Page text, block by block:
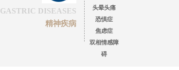
头晕头痛
恐惧症
焦虑症
双相情感障
碍
GASTRIC DISEASES
精神疾病